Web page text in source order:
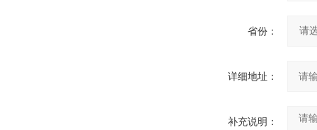
省份：
详细地址：
补充说明：